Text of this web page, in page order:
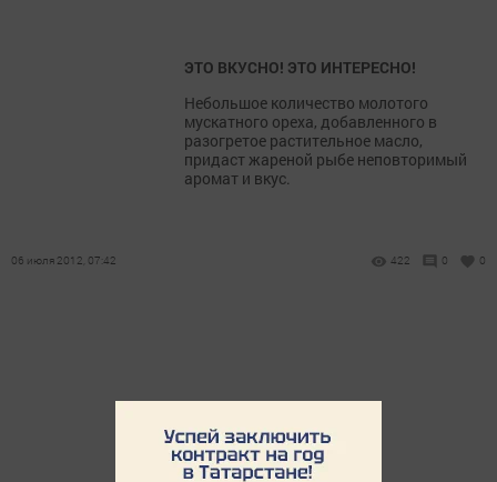
ЭТО ВКУСНО! ЭТО ИНТЕРЕСНО!
Небольшое количество молотого
мускатного ореха, добавленного в
разогретое растительное масло,
придаст жареной рыбе неповторимый
аромат и вкус.
06 июля 2012, 07:42 422 0 0